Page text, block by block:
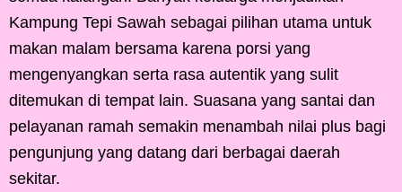
Kampung Tepi Sawah sebagai pilihan utama untuk
makan malam bersama karena porsi yang
mengenyangkan serta rasa autentik yang sulit
ditemukan di tempat lain. Suasana yang santai dan
pelayanan ramah semakin menambah nilai plus bagi
pengunjung yang datang dari berbagai daerah
sekitar.